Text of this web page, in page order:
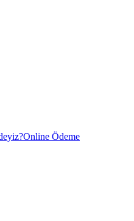
Online Ödeme